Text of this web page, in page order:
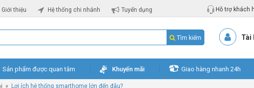
Giới thiệu Hệ thống chi nhánh Tuyển dụng Hỗ trợ khách
Tìm kiếm Tài
Sản phẩm được quan tâm Khuyến mãi Giao hàng nhanh 24h
» Lợi ích hệ thống smarthome lớn đến đâu?